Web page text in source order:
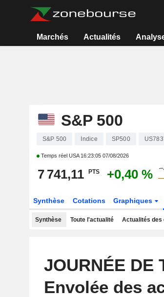
Marchés Actualités
S&P 500
S&P 500 Indice SP500
Temps réel USA 16:23:05 07/08/2026
7 741,11 PTS +0,40 %
Synthèse Cotations Graphiques
Synthèse Toute l'actualité Actualités des
JOURNÉE DE
Envolée des